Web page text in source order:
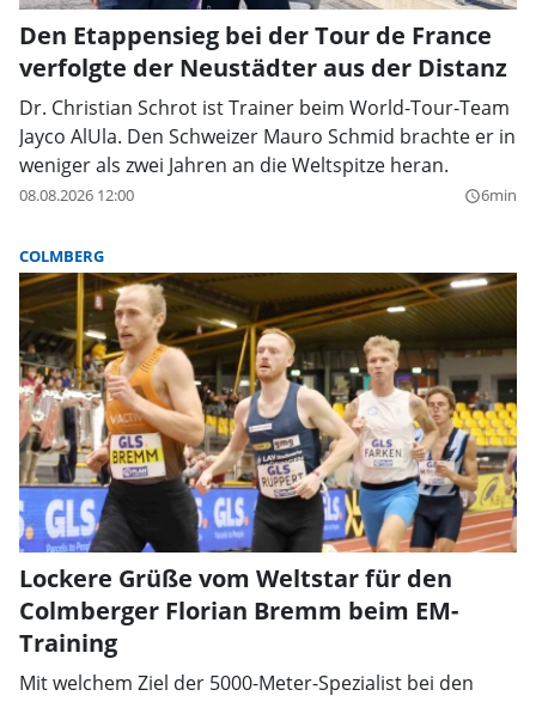
Den Etappensieg bei der Tour de France
verfolgte der Neustädter aus der Distanz
Dr. Christian Schrot ist Trainer beim World-Tour-Team
Jayco AlUla. Den Schweizer Mauro Schmid brachte er in
weniger als zwei Jahren an die Weltspitze heran.
08.08.2026 12:00 query_builder6min
COLMBERG
Lockere Grüße vom Weltstar für den
Colmberger Florian Bremm beim EM-
Training
Mit welchem Ziel der 5000-Meter-Spezialist bei den